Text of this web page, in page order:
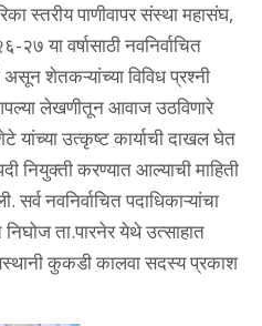
स्तरीय पाणीवापर संस्था महासंघ,
या वर्षासाठी नवनिर्वाचित
शेतकऱ्यांच्या विविध प्रश्नी
लेखणीतून आवाज उठविणारे
यांच्या उत्कृष्ट कार्याची दाखल घेत
नियुक्ती करण्यात आल्याची माहिती
सर्व नवनिर्वाचित पदाधिकाऱ्यांचा
ता.पारनेर येथे उत्साहात
कुकडी कालवा सदस्य प्रकाश